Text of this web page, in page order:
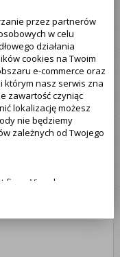
przez partnerów
w celu
działania
cookies na Twoim
e-commerce oraz
którym nasz serwis zna
zawartość czyniąc
lokalizację możesz
nie będziemy
zależnych od Twojego
firma Visual
firmy znajdziesz na
Pamiętaj że Twoja
wyrażasz zgodę, o
danych osobowych